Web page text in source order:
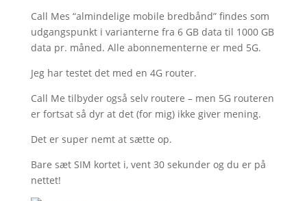
Call Mes “almindelige mobile bredbånd” findes som
udgangspunkt i varianterne fra 6 GB data til 1000 GB
data pr. måned. Alle abonnementerne er med 5G.
Jeg har testet det med en 4G router.
Call Me tilbyder også selv routere – men 5G routeren
er fortsat så dyr at det (for mig) ikke giver mening.
Det er super nemt at sætte op.
Bare sæt SIM kortet i, vent 30 sekunder og du er på
nettet!